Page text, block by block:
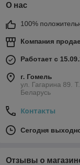
О нас
100%
Компания
Работает с
г. Гомель
ул. Гагарина 89.
Беларусь
Контакты
Сегодня
Отзывы о